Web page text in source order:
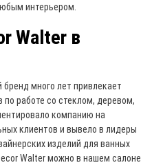
интерьером.
Walter в
бренд много лет привлекает
по работе со стеклом, деревом,
компанию на
клиентов и вывело в лидеры
изделий для ванных
Walter можно в нашем салоне